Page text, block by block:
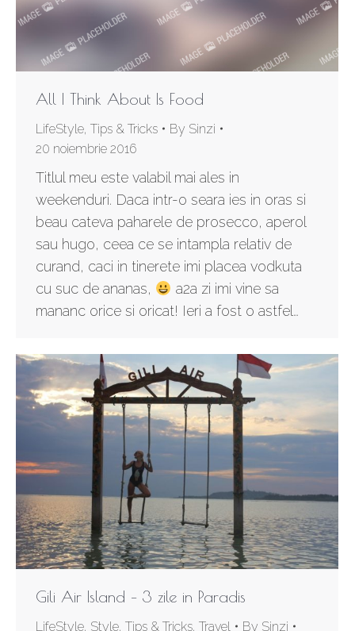
All I Think About Is Food
LifeStyle, Tips & Tricks By Sinzi
20 noiembrie 2016
Titlul meu este valabil mai ales in
weekenduri. Daca intr-o seara ies in oras si
beau cateva paharele de prosecco, aperol
sau hugo, ceea ce se intampla relativ de
curand, caci in tinerete imi placea vodkuta
cu suc de ananas,
a2a zi imi vine sa
mananc orice si oricat! Ieri a fost o astfel…
Gili Air Island – 3 zile in Paradis
LifeStyle, Style, Tips & Tricks, Travel By Sinzi